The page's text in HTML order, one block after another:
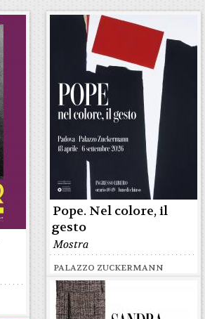
Pope. Nel colore, il
gesto
Mostra
PALAZZO ZUCKERMANN